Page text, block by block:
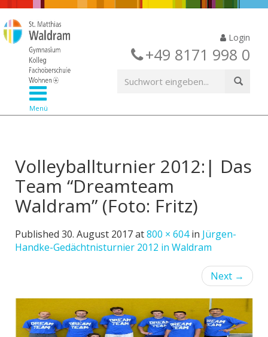
Login
+49 8171 998 0
Menü
Volleyballturnier 2012:| Das
Team “Dreamteam
Waldram” (Foto: Fritz)
Published 30. August 2017at800 × 604in Jürgen-
Handke-Gedächtnisturnier 2012 in Waldram
Next →